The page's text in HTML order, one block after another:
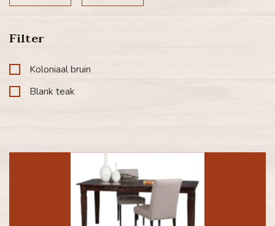
Filter
Koloniaal bruin
Blank teak